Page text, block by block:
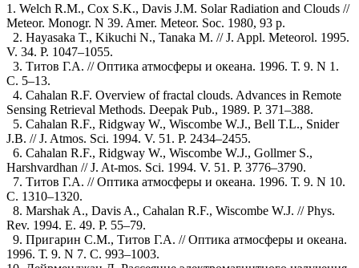
1. Welch R.M., Cox S.K., Davis J.M. Solar Radiation and Clouds //
Meteor. Monogr. N 39. Amer. Meteor. Soc. 1980, 93 p.
2. Hayasaka T., Kikuchi N., Tanaka M. // J. Appl. Meteorol. 1995.
V. 34. P. 1047–1055.
3. Титов Г.А. // Оптика атмосферы и океана. 1996. Т. 9. N 1.
С. 5–13.
4. Cahalan R.F. Overview of fractal clouds. Advances in Remote
Sensing Retrieval Methods. Deepak Pub., 1989. P. 371–388.
5. Cahalan R.F., Ridgway W., Wiscombe W.J., Bell T.L., Snider
J.B. // J. Atmos. Sci. 1994. V. 51. P. 2434–2455.
6. Cahalan R.F., Ridgway W., Wiscombe W.J., Gollmer S.,
Harshvardhan // J. At-mos. Sci. 1994. V. 51. P. 3776–3790.
7. Титов Г.А. // Оптика атмосферы и океана. 1996. Т. 9. N 10.
С. 1310–1320.
8. Marshak A., Davis A., Cahalan R.F., Wiscombe W.J. // Phys.
Rev. 1994. E. 49. P. 55–79.
9. Пригарин C.М., Титов Г.А. // Оптика атмосферы и океана.
1996. Т. 9. N 7. С. 993–1003.